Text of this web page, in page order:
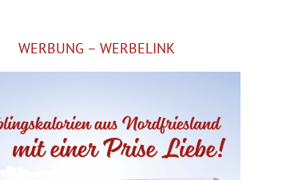
WERBUNG – WERBELINK